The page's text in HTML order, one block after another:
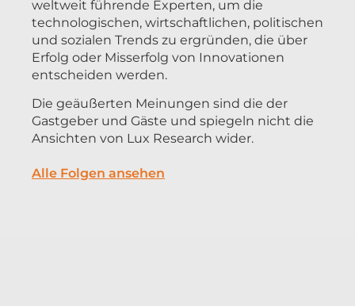
weltweit führende Experten, um die
technologischen, wirtschaftlichen, politischen
und sozialen Trends zu ergründen, die über
Erfolg oder Misserfolg von Innovationen
entscheiden werden.
Die geäußerten Meinungen sind die der
Gastgeber und Gäste und spiegeln nicht die
Ansichten von Lux Research wider.
Alle Folgen ansehen